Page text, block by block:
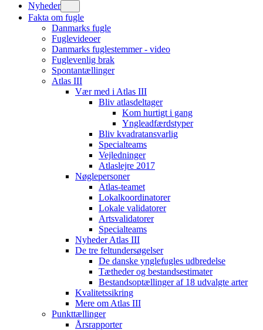
Nyheder
Fakta om fugle
Danmarks fugle
Fuglevideoer
Danmarks fuglestemmer - video
Fuglevenlig brak
Spontantællinger
Atlas III
Vær med i Atlas III
Bliv atlasdeltager
Kom hurtigt i gang
Yngleadfærdstyper
Bliv kvadratansvarlig
Specialteams
Vejledninger
Atlaslejre 2017
Nøglepersoner
Atlas-teamet
Lokalkoordinatorer
Lokale validatorer
Artsvalidatorer
Specialteams
Nyheder Atlas III
De tre feltundersøgelser
De danske ynglefugles udbredelse
Tætheder og bestandsestimater
Bestandsoptællinger af 18 udvalgte arter
Kvalitetssikring
Mere om Atlas III
Punkttællinger
Årsrapporter